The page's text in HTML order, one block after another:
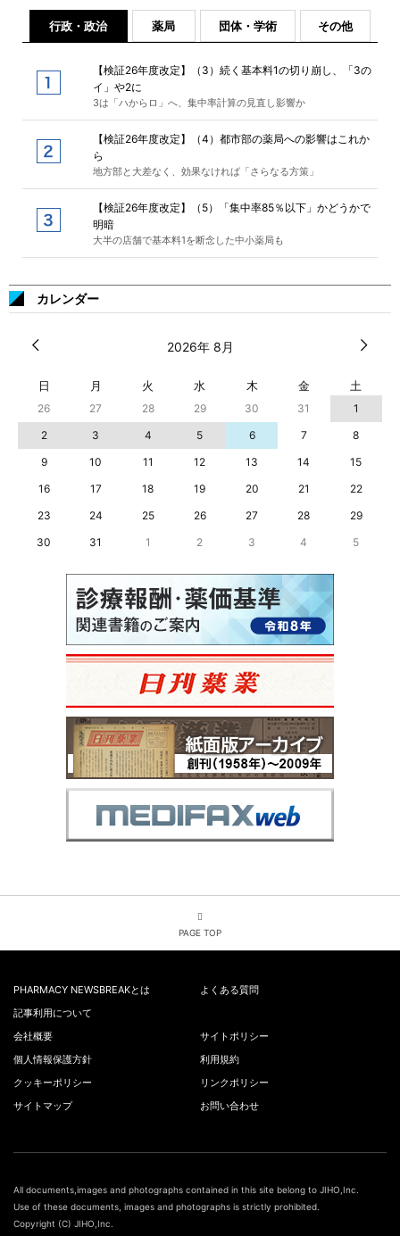
行政・政治 薬局 団体・学術 その他
【検証26年度改定】（3）続く基本料1の切り崩し、「3の
イ」や2に
3は「ハからロ」へ、集中率計算の見直し影響か
【検証26年度改定】（4）都市部の薬局への影響はこれか
ら
地方部と大差なく、効果なければ「さらなる方策」
【検証26年度改定】（5）「集中率85％以下」かどうかで
明暗
大半の店舗で基本料1を断念した中小薬局も
カレンダー
2026年 8月
日 月 火 水 木 金 土
26 27 28 29 30 31
1
2
3 4 5 6 7
8
9
10 11 12 13 14
15
16
17 18 19 20 21
22
23
24 25 26 27 28
29
30
31 1 2 3 4 5
PAGE TOP
PHARMACY NEWSBREAKとは
よくある質問
記事利用について
会社概要
サイトポリシー
個人情報保護方針
利用規約
クッキーポリシー
リンクポリシー
サイトマップ
お問い合わせ
All documents,images and photographs contained in this site belong to JIHO,Inc.
Use of these documents, images and photographs is strictly prohibited.
Copyright (C) JIHO,Inc.